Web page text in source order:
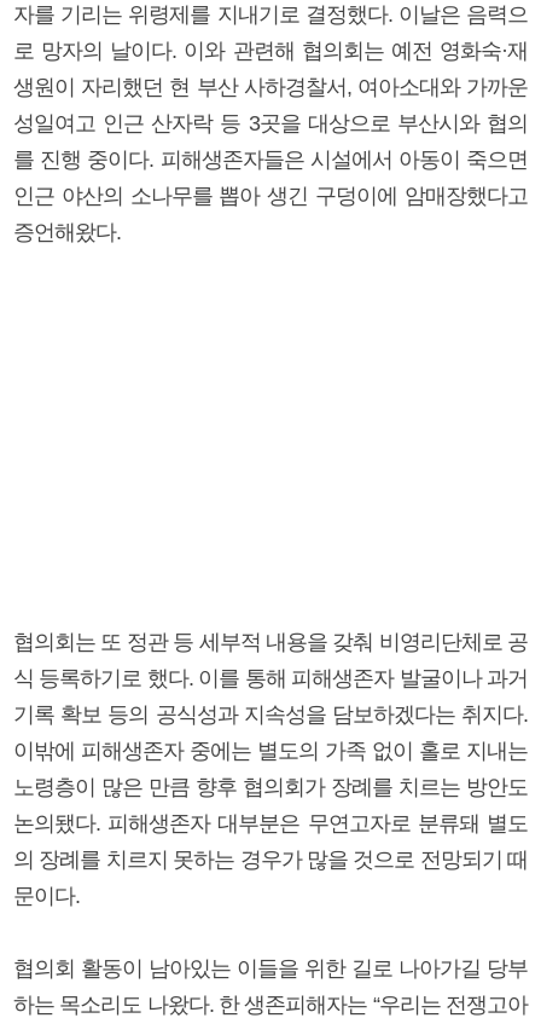
자를 기리는 위령제를 지내기로 결정했다. 이날은 음력으
로 망자의 날이다. 이와 관련해 협의회는 예전 영화숙·재
생원이 자리했던 현 부산 사하경찰서, 여아소대와 가까운
성일여고 인근 산자락 등 3곳을 대상으로 부산시와 협의
를 진행 중이다. 피해생존자들은 시설에서 아동이 죽으면
인근 야산의 소나무를 뽑아 생긴 구덩이에 암매장했다고
증언해왔다.
협의회는 또 정관 등 세부적 내용을 갖춰 비영리단체로 공
식 등록하기로 했다. 이를 통해 피해생존자 발굴이나 과거
기록 확보 등의 공식성과 지속성을 담보하겠다는 취지다.
이밖에 피해생존자 중에는 별도의 가족 없이 홀로 지내는
노령층이 많은 만큼 향후 협의회가 장례를 치르는 방안도
논의됐다. 피해생존자 대부분은 무연고자로 분류돼 별도
의 장례를 치르지 못하는 경우가 많을 것으로 전망되기 때
문이다.
협의회 활동이 남아있는 이들을 위한 길로 나아가길 당부
하는 목소리도 나왔다. 한 생존피해자는 “우리는 전쟁고아